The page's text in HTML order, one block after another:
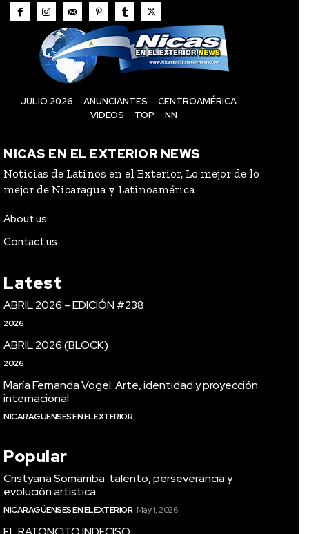
JULIO 2026 ANUNCIANTES
CENTROAMÉRICA
VIDEOS
TOP NN
NICAS EN EL EXTERIOR NEWS
Noticias de Latinos en el Exterior, Lo mejor de lo
mejor de Nicaragua y Latinoamérica
About us
Contact us
Latest
ABRIL 2026 – EDICIÓN #238
2026
ABRIL 2026 (BLOCK)
2026
María Fernanda Vogel: Arte, identidad y proyección
internacional
NICARAGÜENSES EN EL EXTERIOR
Popular
Cristyana Somarriba: talento, perseverancia y
evolución artística
NICARAGÜENSES EN EL EXTERIOR May 1, 2026